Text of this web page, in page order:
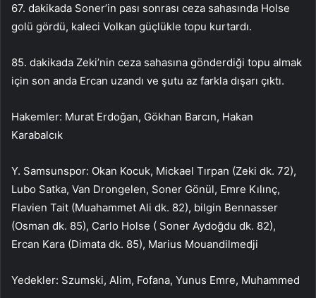
67. dakikada Soner’in pası sonrası ceza sahasında Holse
golü gördü, kaleci Volkan güçlükle topu kurtardı.
85. dakikada Zeki’nin ceza sahasına gönderdiği topu almak
için son anda Ercan uzandı ve şutu az farkla dışarı çıktı.
Hakemler: Murat Erdoğan, Gökhan Barcın, Hakan
Karabalcık
Y. Samsunspor: Okan Kocuk, Mickael Tırpan (Zeki dk. 72),
Lubo Satka, Van Drongelen, Soner Gönül, Emre Kılınç,
Flavien Tait (Muahammet Ali dk. 82), bilgin Bennasser
(Osman dk. 85), Carlo Holse ( Soner Aydoğdu dk. 82),
Ercan Kara (Dimata dk. 85), Marius Mouandilmedji
Yedekler: Szumski, Alim, Fofana, Yunus Emre, Muhammed